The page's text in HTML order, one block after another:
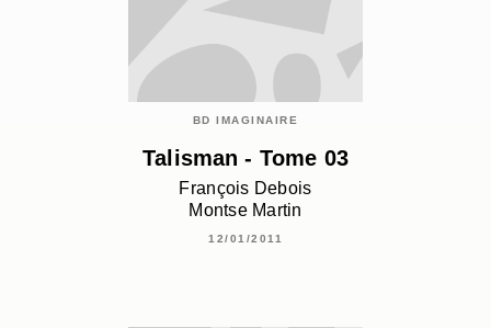
BD IMAGINAIRE
Talisman - Tome 03
François Debois
Montse Martin
12/01/2011